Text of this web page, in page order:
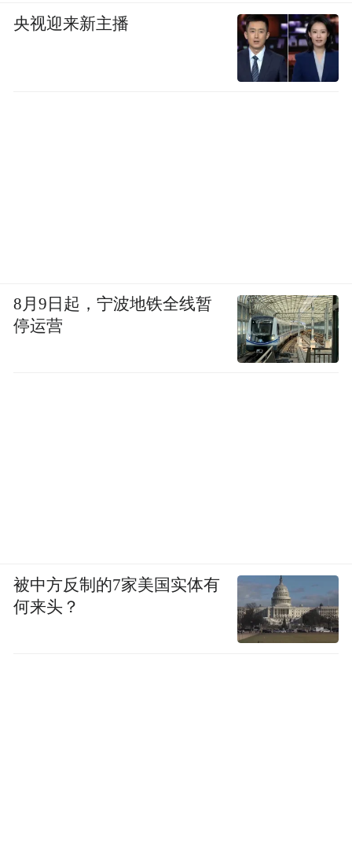
央视迎来新主播
8月9日起，宁波地铁全线暂
停运营
被中方反制的7家美国实体有
何来头？